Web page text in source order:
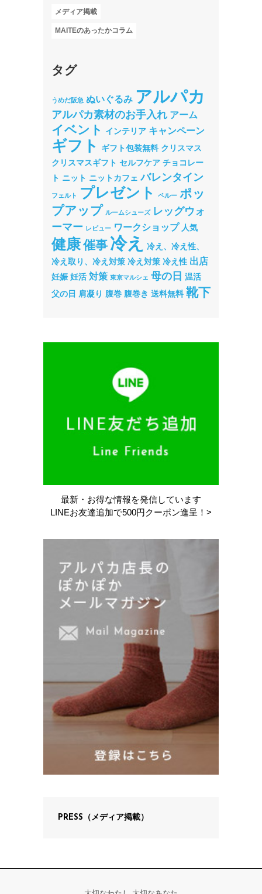
メディア掲載
MAITEのあったかコラム
タグ
うめだ阪急 ぬいぐるみ アルパカ
アルパカ素材のお手入れ アーム
イベント インテリア キャンペーン
ギフト ギフト包装無料 クリスマス
クリスマスギフト セルフケア チョコレー
ト ニット ニットカフェ バレンタイン
フェルト プレゼント ペルー ポッ
プアップ ルームシューズ レッグウォ
ーマー レビュー ワークショップ 人気
健康催事 冷え
冷え、冷え性、
冷え取り、冷え対策 冷え対策 冷え性 出店
妊娠 妊活 対策 東京マルシェ 母の日 温活
父の日 肩凝り 腹巻 腹巻き 送料無料 靴下
最新・お得な情報を発信しています
LINEお友達追加で500円クーポン進呈！>
PRESS（メディア掲載）